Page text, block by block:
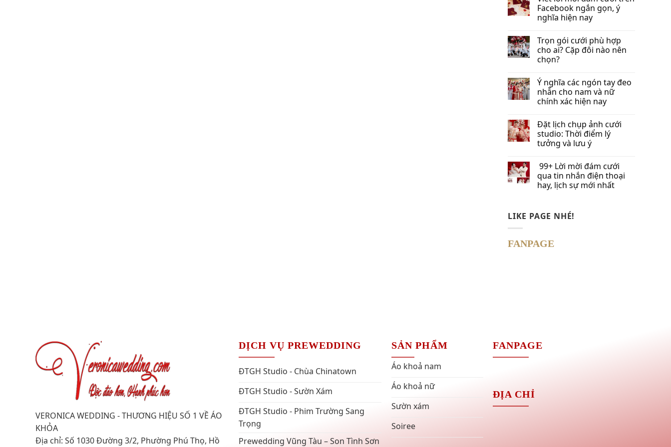
Facebook​ ngắn gọn, ý
nghĩa hiện nay
Trọn gói cưới phù hợp
cho ai? Cặp đôi nào nên
chọn?
Ý nghĩa các ngón tay đeo
nhẫn cho nam và nữ
chính xác hiện nay
Đặt lịch chụp ảnh cưới
studio: Thời điểm lý
tưởng và lưu ý
99+ Lời mời đám cưới
qua tin nhắn​ điện thoại
hay, lịch sự mới nhất
LIKE PAGE NHÉ!
FANPAGE
VERONICA WEDDING - THƯƠNG HIỆU SỐ 1 VỀ ÁO
KHỎA
Địa chỉ: Số 1030 Đường 3/2, Phường Phú Thọ, Hồ
DỊCH VỤ PREWEDDING
ĐTGH Studio - Chùa Chinatown
ĐTGH Studio - Sườn Xám
ĐTGH Studio - Phim Trường Sang
Trọng
Prewedding Vũng Tàu – Son Tình Sơn
SẢN PHẨM
Áo khoả nam
Áo khoả nữ
Sườn xám
Soiree
FANPAGE
ĐỊA CHỈ